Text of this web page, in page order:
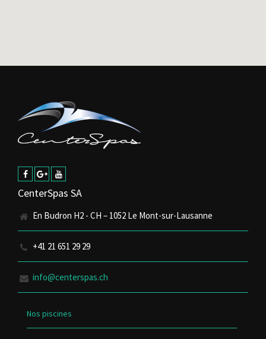
CenterSpas SA
En Budron H2 - CH – 1052 Le Mont-sur-Lausanne
+41 21 651 29 29
info@centerspas.ch
Nos piscines